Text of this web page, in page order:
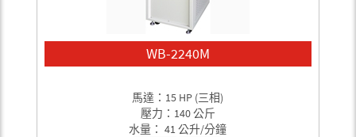
WB-2240M
馬達：15 HP (三相)
壓力：140 公斤
水量： 41 公升/分鐘